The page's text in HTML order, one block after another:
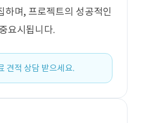
며, 프로젝트의 성공적인
요시됩니다.
견적 상담 받으세요.